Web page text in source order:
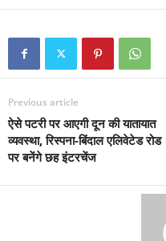
Previous article
ऐसे पटरी पर आएगी दून की यातायात
व्यवस्था, रिस्पना-बिंदाल एलिवेटेड रोड
पर बनेंगे छह इंटरचेंज